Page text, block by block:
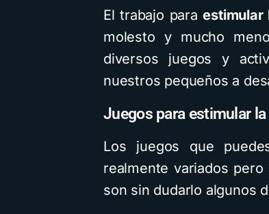
El trabajo paraestimular
molesto y mucho
diversos juegos y
nuestros pequeños a
Juegos para estimular
Los juegos que
realmente variados
son sin dudarlo algunos